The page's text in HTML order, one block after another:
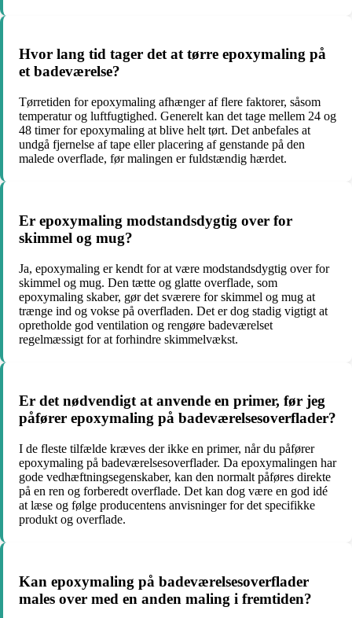
Hvor lang tid tager det at tørre epoxymaling på
et badeværelse?
Tørretiden for epoxymaling afhænger af flere faktorer, såsom
temperatur og luftfugtighed. Generelt kan det tage mellem 24 og
48 timer for epoxymaling at blive helt tørt. Det anbefales at
undgå fjernelse af tape eller placering af genstande på den
malede overflade, før malingen er fuldstændig hærdet.
Er epoxymaling modstandsdygtig over for
skimmel og mug?
Ja, epoxymaling er kendt for at være modstandsdygtig over for
skimmel og mug. Den tætte og glatte overflade, som
epoxymaling skaber, gør det sværere for skimmel og mug at
trænge ind og vokse på overfladen. Det er dog stadig vigtigt at
opretholde god ventilation og rengøre badeværelset
regelmæssigt for at forhindre skimmelvækst.
Er det nødvendigt at anvende en primer, før jeg
påfører epoxymaling på badeværelsesoverflader?
I de fleste tilfælde kræves der ikke en primer, når du påfører
epoxymaling på badeværelsesoverflader. Da epoxymalingen har
gode vedhæftningsegenskaber, kan den normalt påføres direkte
på en ren og forberedt overflade. Det kan dog være en god idé
at læse og følge producentens anvisninger for det specifikke
produkt og overflade.
Kan epoxymaling på badeværelsesoverflader
males over med en anden maling i fremtiden?